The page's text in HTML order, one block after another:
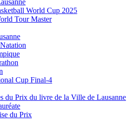
World Cup 2025
Tour Master
Cup Final-4
du Prix du livre de la Ville de Lausanne
du Prix